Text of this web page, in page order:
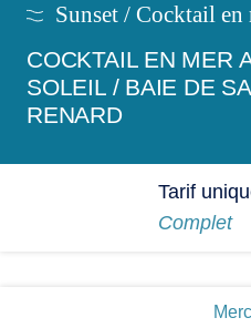
Sunset / Cocktail en
COCKTAIL EN MER
SOLEIL / BAIE DE
RENARD
Tarif
Complet